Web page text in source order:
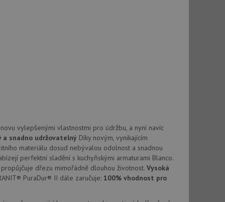
vylepšenými vlastnostmi pro údržbu, a nyní navíc
snadno udržovatelný Díky novým, vynikajícím
materiálu dosud nebývalou odolnost a snadnou
perfektní sladění s kuchyňskými armaturami Blanco.
dřezu mimořádně dlouhou životnost. Vysoká
PuraDur® II dále zaručuje: 100% vhodnost pro
relace.
ale pokud je
ale pokud je